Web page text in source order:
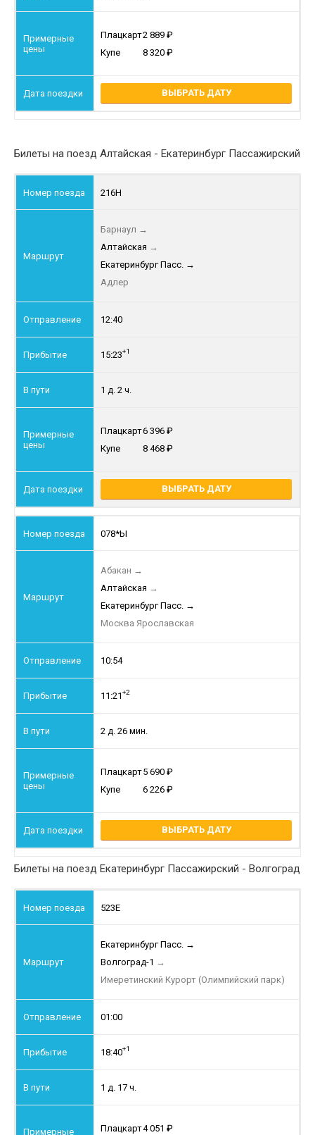
Плацкарт2 889
Купе
8 320
ВЫБРАТЬ ДАТУ
Билеты на поезд Алтайская - Екатеринбург Пассажирский
216Н
Барнаул →
Алтайская →
Екатеринбург Пасс. →
Адлер
12:40
15:23+1
1 д. 2 ч.
Плацкарт6 396
Купе
8 468
ВЫБРАТЬ ДАТУ
078*Ы
Абакан →
Алтайская →
Екатеринбург Пасс. →
Москва Ярославская
10:54
11:21+2
2 д. 26 мин.
Плацкарт5 690
Купе
6 226
ВЫБРАТЬ ДАТУ
Билеты на поезд Екатеринбург Пассажирский - Волгоград
523Е
Екатеринбург Пасс. →
Волгоград-1 →
Имеретинский Курорт (Олимпийский парк)
01:00
18:40+1
1 д. 17 ч.
Плацкарт4 051